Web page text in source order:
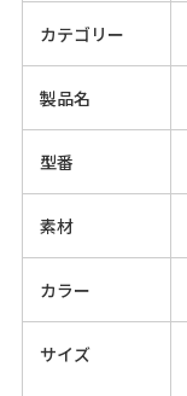
カテゴリー
製品名
型番
素材
カラー
サイズ